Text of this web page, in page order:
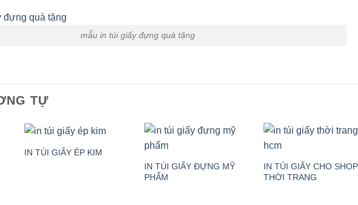
mẫu in túi giấy đựng quà tặng
TỰ
IN TÚI GIẤY ÉP KIM
IN TÚI GIẤY ĐỰNG MỸ
PHẨM
IN TÚI GIẤY CHO SHOP
THỜI TRANG